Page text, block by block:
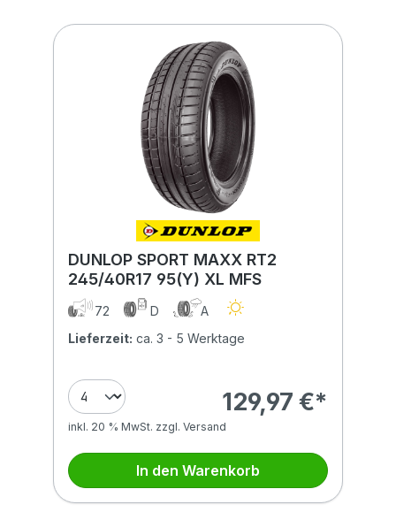
DUNLOP SPORT MAXX RT2
245/40R17 95(Y) XL MFS
72 D
A
Lieferzeit: ca. 3 - 5 Werktage
129,97 €*
inkl. 20 % MwSt. zzgl. Versand
In den Warenkorb